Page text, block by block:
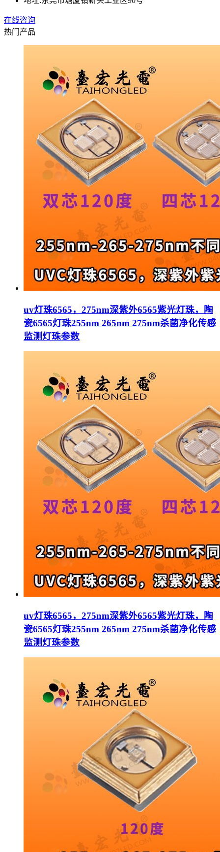
在线咨询
热门产品
uv灯珠6565，275nm深紫外6565紫光灯珠，陶
瓷6565灯珠255nm 265nm 275nm杀菌净化传感
监测灯珠参数
uv灯珠6565，275nm深紫外6565紫光灯珠，陶
瓷6565灯珠255nm 265nm 275nm杀菌净化传感
监测灯珠参数